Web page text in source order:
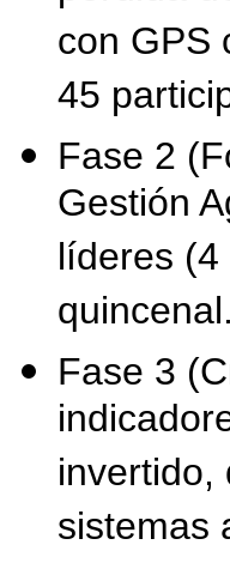
con GPS
45
Fase 2
Gestión
líderes
quincenal.
Fase 3
invertido,
sistemas